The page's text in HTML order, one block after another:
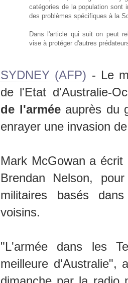
catégories de la population sont
des problèmes spécifiques à la
Dans l'article qui suit on peut
vise à protéger d'autres
SYDNEY (AFP) - Le
de l'Etat d'Australie-
de l'arméeauprès du
enrayer une invasion
Mark McGowan a
Brendan Nelson,
militaires basés
voisins.
"L'armée dans les
meilleure d'Australie",